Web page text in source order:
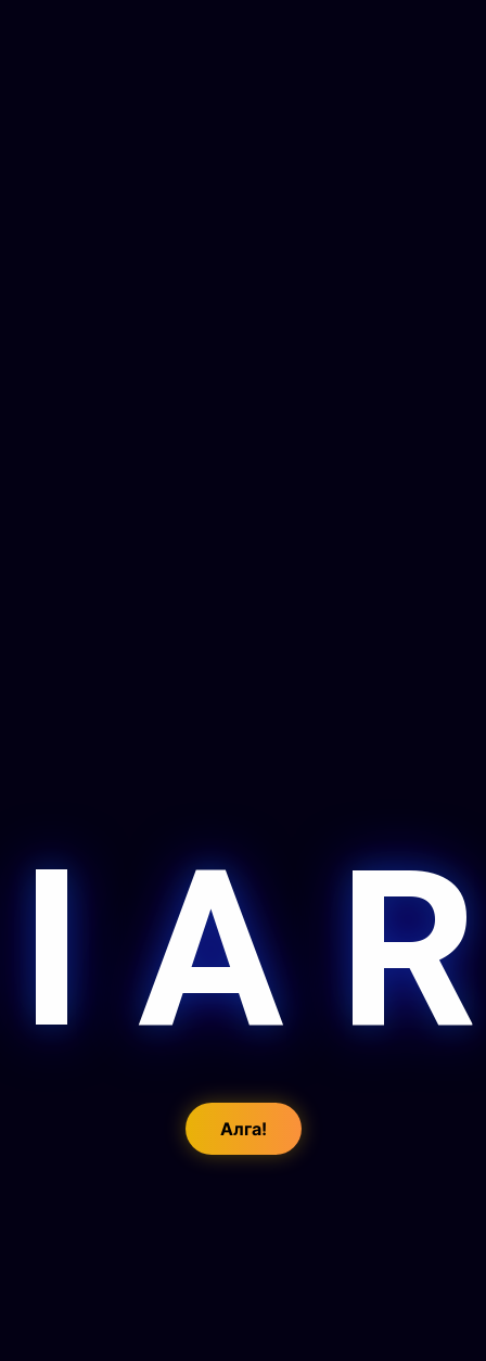
A
Алга!